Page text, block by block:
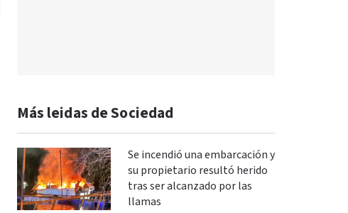
Más leidas de Sociedad
Se incendió una embarcación y
su propietario resultó herido
tras ser alcanzado por las
llamas